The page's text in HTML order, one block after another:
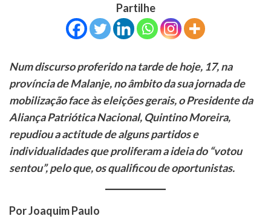
Partilhe
Num discurso proferido na tarde de hoje, 17, na
província de Malanje, no âmbito da sua jornada de
mobilização face às eleições gerais, o Presidente da
Aliança Patriótica Nacional, Quintino Moreira,
repudiou a actitude de alguns partidos e
individualidades que proliferam a ideia do “votou
sentou”, pelo que, os qualificou de oportunistas.
Por Joaquim Paulo